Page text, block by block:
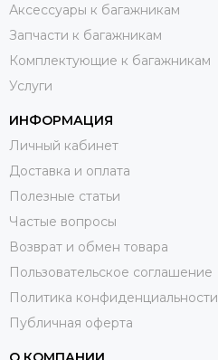
Аксессуары к багажникам
Запчасти к багажникам
Комплектующие к багажникам
Услуги
ИНФОРМАЦИЯ
Личный кабинет
Доставка и оплата
Полезные статьи
Частые вопросы
Возврат и обмен товара
Пользовательское соглашение
Политика конфиденциальности
Публичная оферта